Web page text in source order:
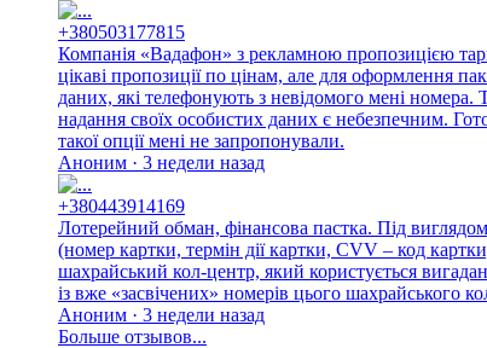
+380503177815
Компанія «Вадафон» з рекламною пропозицією
цікаві пропозиції по цінам, але для оформлення
даних, які телефонують з невідомого мені
надання своїх особистих даних є небезпечним.
такої опції мені не запропонували.
Аноним · 3 недели назад
+380443914169
Лотерейний обман, фінансова пастка. Під
(номер картки, термін дії картки, CVV – код
шахрайський кол-центр, який користується
із вже «засвічених» номерів цього
Аноним · 3 недели назад
Больше отзывов...